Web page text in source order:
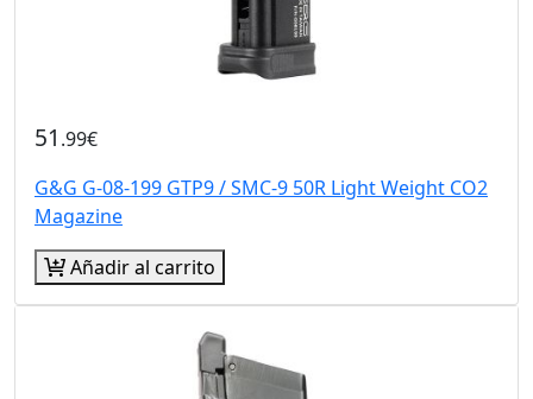
51 .99€
G&G G-08-199 GTP9 / SMC-9 50R Light Weight CO2
Magazine
Añadir al carrito